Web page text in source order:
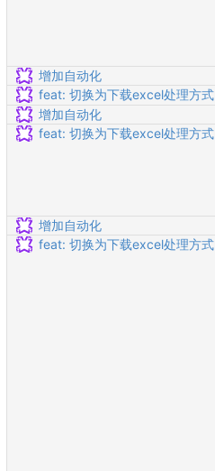
增加自动化
feat: 切换为下载excel处理方式
增加自动化
feat: 切换为下载excel处理方式
增加自动化
feat: 切换为下载excel处理方式